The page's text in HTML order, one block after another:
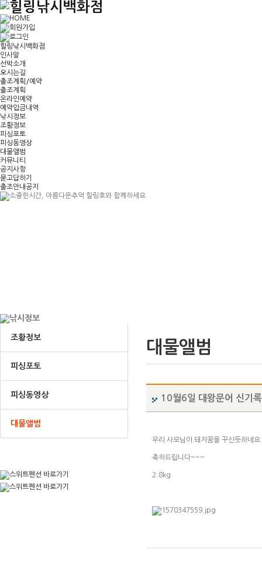
힐링낚시백화점
인사말
선박소개
오시는길
출조계획/예약
출조계획
온라인예약
예약입금내역
낚시정보
조황정보
피싱포토
피싱동영상
대물앨범
커뮤니티
공지사항
묻고답하기
출조안내공지
조황정보
피싱포토
피싱동영상
대물앨범
대물앨범
10월6일 대왕문어 신기
우리 사모님이 돼지꿈을 꾸신듯하네요
축하드립니다~~~
2.8kg